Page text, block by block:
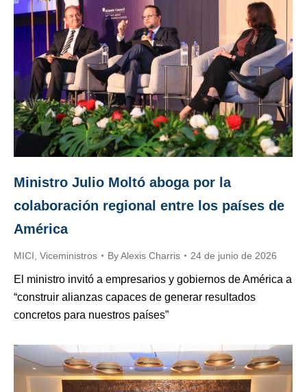
Ministro Julio Moltó aboga por la
colaboración regional entre los países de
América
MICI Viceministros ByAlexis Charris 24 de junio de 2026
El ministro invitó a empresarios y gobiernos de América a
“construir alianzas capaces de generar resultados
concretos para nuestros países”